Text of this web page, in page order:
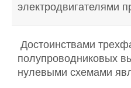
электродвигателями
Достоинствами
полупроводниковых
нулевыми схемами